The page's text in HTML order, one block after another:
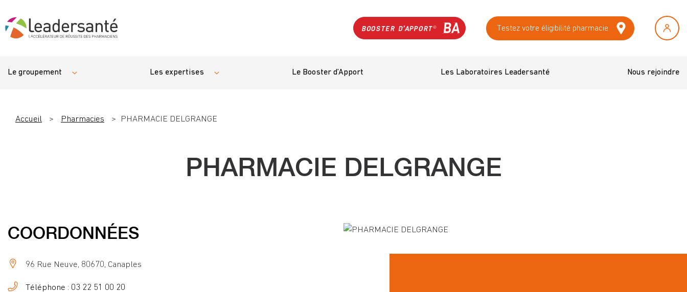
Testez votre éligibilité pharmacie
Le groupement Les expertises Le Booster d’Apport Les Laboratoires Leadersanté Nous rejoindre
Accueil > Pharmacies > PHARMACIE DELGRANGE
PHARMACIE DELGRANGE
COORDONNÉES
96 Rue Neuve, 80670, Canaples
Téléphone : 03 22 51 00 20